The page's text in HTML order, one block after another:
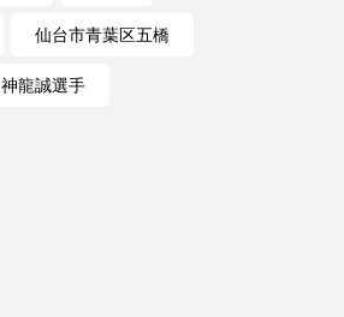
仙台市青葉区五橋
神龍誠選手